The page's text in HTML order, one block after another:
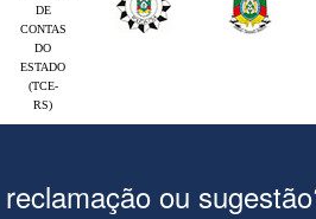
DE
CONTAS
DO
ESTADO
(TCE-
RS)
ou